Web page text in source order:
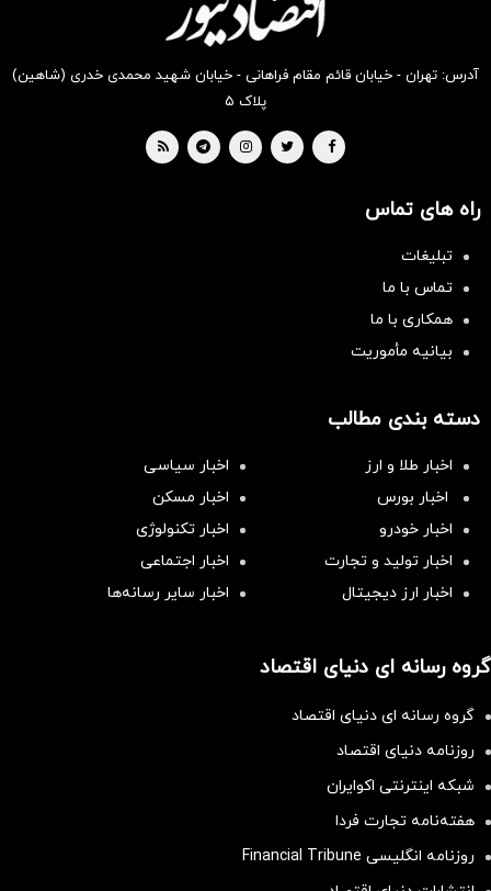
آدرس: تهران - خیابان قائم مقام فراهانی - خیابان شهید محمدی خدری (شاهین)
پلاک ۵
راه های تماس
تبلیغات
تماس با ما
همکاری با ما
بیانیه مأموریت
دسته بندی مطالب
اخبار طلا و ارز
اخبار سیاسی
اخبار بورس
اخبار مسکن
اخبار خودرو
اخبار تکنولوژی
اخبار تولید و تجارت
اخبار اجتماعی
اخبار ارز دیجیتال
اخبار سایر رسانه‌‌ها
گروه رسانه ای دنیای اقتصاد
گروه رسانه ای دنیای اقتصاد
روزنامه دنیای اقتصاد
شبکه اینترنتی اکوایران
هفته‌نامه تجارت فردا
روزنامه انگلیسی Financial Tribune